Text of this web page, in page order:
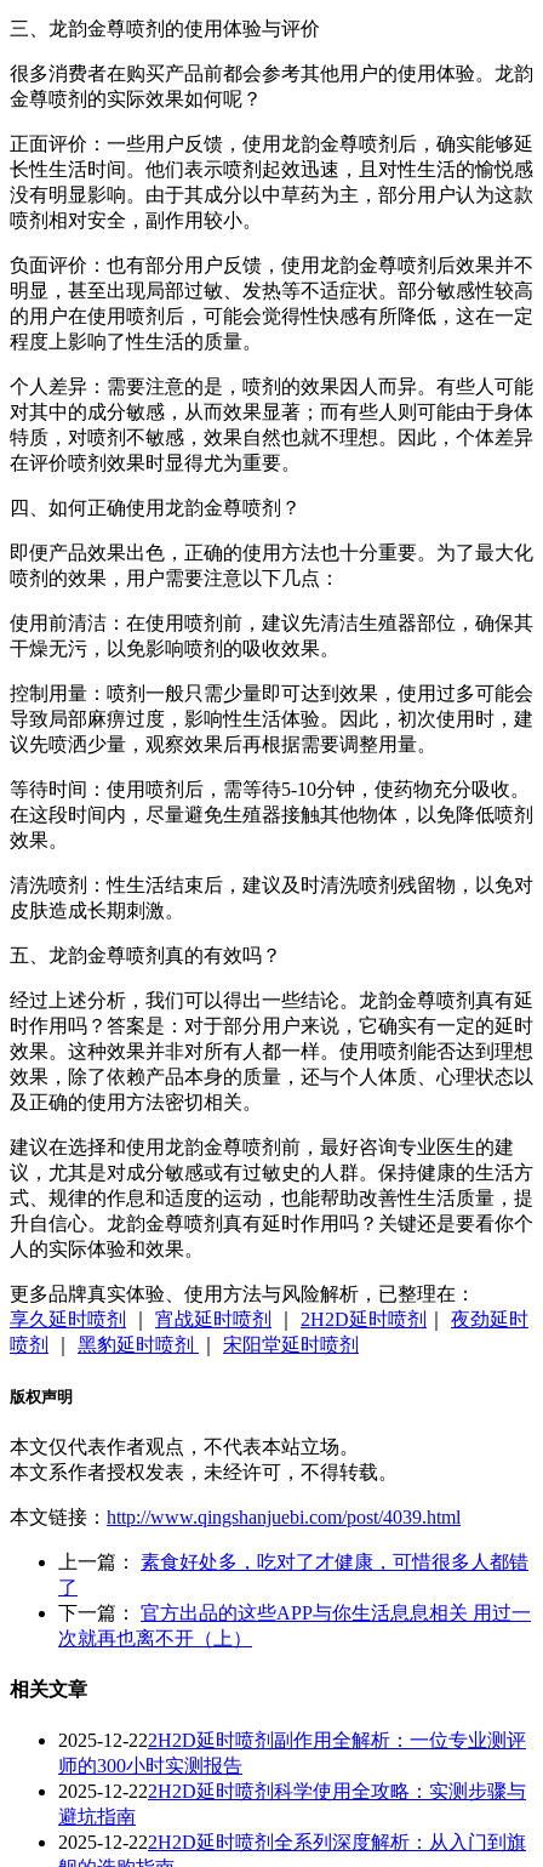
三、龙韵金尊喷剂的使用体验与评价
很多消费者在购买产品前都会参考其他用户的使用体验。龙韵
金尊喷剂的实际效果如何呢？
正面评价：一些用户反馈，使用龙韵金尊喷剂后，确实能够延
长性生活时间。他们表示喷剂起效迅速，且对性生活的愉悦感
没有明显影响。由于其成分以中草药为主，部分用户认为这款
喷剂相对安全，副作用较小。
负面评价：也有部分用户反馈，使用龙韵金尊喷剂后效果并不
明显，甚至出现局部过敏、发热等不适症状。部分敏感性较高
的用户在使用喷剂后，可能会觉得性快感有所降低，这在一定
程度上影响了性生活的质量。
个人差异：需要注意的是，喷剂的效果因人而异。有些人可能
对其中的成分敏感，从而效果显著；而有些人则可能由于身体
特质，对喷剂不敏感，效果自然也就不理想。因此，个体差异
在评价喷剂效果时显得尤为重要。
四、如何正确使用龙韵金尊喷剂？
即便产品效果出色，正确的使用方法也十分重要。为了最大化
喷剂的效果，用户需要注意以下几点：
使用前清洁：在使用喷剂前，建议先清洁生殖器部位，确保其
干燥无污，以免影响喷剂的吸收效果。
控制用量：喷剂一般只需少量即可达到效果，使用过多可能会
导致局部麻痹过度，影响性生活体验。因此，初次使用时，建
议先喷洒少量，观察效果后再根据需要调整用量。
等待时间：使用喷剂后，需等待5-10分钟，使药物充分吸收。
在这段时间内，尽量避免生殖器接触其他物体，以免降低喷剂
效果。
清洗喷剂：性生活结束后，建议及时清洗喷剂残留物，以免对
皮肤造成长期刺激。
五、龙韵金尊喷剂真的有效吗？
经过上述分析，我们可以得出一些结论。龙韵金尊喷剂真有延
时作用吗？答案是：对于部分用户来说，它确实有一定的延时
效果。这种效果并非对所有人都一样。使用喷剂能否达到理想
效果，除了依赖产品本身的质量，还与个人体质、心理状态以
及正确的使用方法密切相关。
建议在选择和使用龙韵金尊喷剂前，最好咨询专业医生的建
议，尤其是对成分敏感或有过敏史的人群。保持健康的生活方
式、规律的作息和适度的运动，也能帮助改善性生活质量，提
升自信心。龙韵金尊喷剂真有延时作用吗？关键还是要看你个
人的实际体验和效果。
更多品牌真实体验、使用方法与风险解析，已整理在：
享久延时喷剂
宵战延时喷剂 2H2D延时喷剂
夜劲延时
喷剂
黑豹延时喷剂 宋阳堂延时喷剂
版权声明
本文仅代表作者观点，不代表本站立场。
本文系作者授权发表，未经许可，不得转载。
本文链接： http://www.qingshanjuebi.com/post/4039.html
上一篇： 素食好处多，吃对了才健康，可惜很多人都错
了
下一篇： 官方出品的这些APP与你生活息息相关 用过一
次就再也离不开（上）
相关文章
2025-12-222H2D延时喷剂副作用全解析：一位专业测评
师的300小时实测报告
2025-12-222H2D延时喷剂科学使用全攻略：实测步骤与
避坑指南
2025-12-222H2D延时喷剂全系列深度解析：从入门到旗